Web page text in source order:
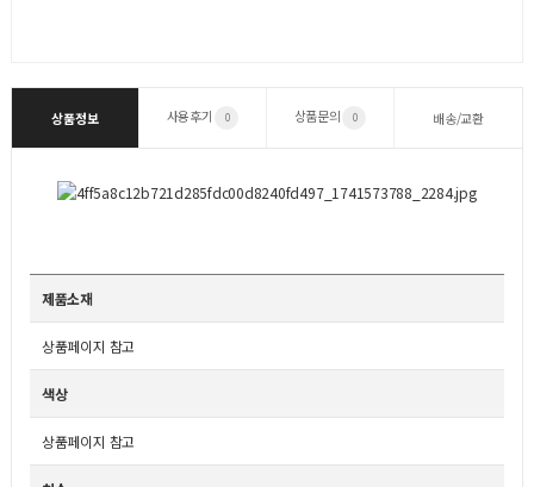
상품정보 사용후기 0 상품문의 0 배송/교환
제품소재
상품페이지 참고
색상
상품페이지 참고